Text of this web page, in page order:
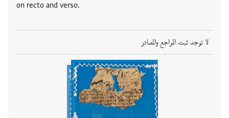
on recto and verso.
لا توجد ثبت المراجع والمصادر